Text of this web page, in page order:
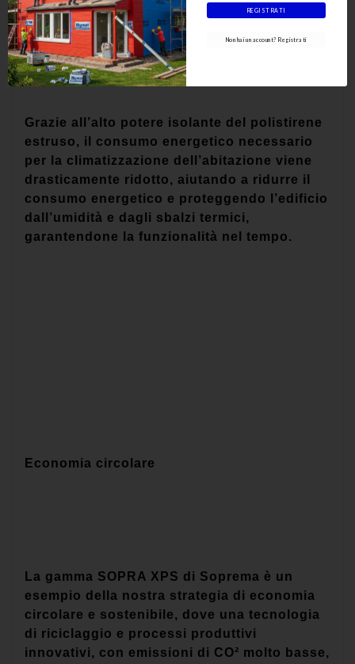
estate che in inverno.
Grazie all’alto potere isolante del polistirene
estruso, il consumo energetico necessario
per la climatizzazione dell’abitazione viene
drasticamente ridotto, aiutando a ridurre il
consumo energetico e proteggendo l’edificio
dall’umidità e dagli sbalzi termici,
garantendone la funzionalità nel tempo.
Economia circolare
La gamma SOPRA XPS di Soprema è un
esempio della nostra strategia di economia
circolare e sostenibile, dove una tecnologia
di riciclaggio e processi produttivi
innovativi, con emissioni di CO² molto basse,
REGISTRATI
Non hai un account? Registrati